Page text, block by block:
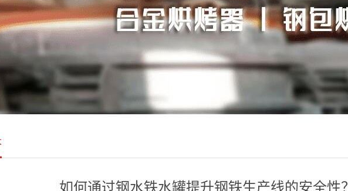
如何通过钢水铁水罐提升钢铁生产线的安全性？